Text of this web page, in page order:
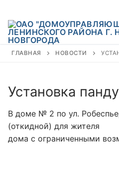
содержимому
ГЛАВНАЯ НОВОСТИ
Установка
В доме № 2 по ул.
(откидной) для жителя
дома с ограниченными